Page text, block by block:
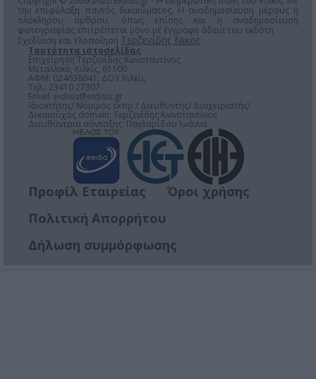
την επιφύλαξη παντός δικαιώματος. Η αναδημοσίευση μέρους ή
ολόκληρου άρθρου, όπως επίσης και η αναδημοσίευση
φωτογραφίας επιτρέπεται μόνο μέ έγγραφη άδεια του εκδότη.
Σχεδίαση και Υλοποίηση Τερζενίδης Νικος
Ταυτότητα ιστοσελίδας
Επιχείρηση Τερζενίδης Κωνσταντίνος
Μεταλλικό, Κιλκίς, 61100
ΑΦΜ: 024638641, ΔΟΥ Κιλκίς
Τηλ.: 23410 27307
Email: eidisis@eidisis.gr
Ιδιοκτήτης/ Νόμιμος εκπρ./ Διευθυντής/ Διαχειριστής/
Δικαιούχος domain: Τερζενίδης Κωνσταντίνος
Διευθύντρια σύνταξης: Παγλαρίδου Ιωάννα
Προφίλ Εταιρείας
Όροι χρήσης
Πολιτική Απορρήτου
Δήλωση συμμόρφωσης